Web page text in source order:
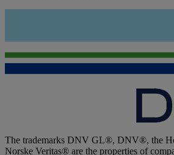
The trademarks DNV GL®, DNV®, the
Norske Veritas® are the properties of